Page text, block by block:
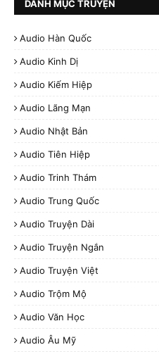
DANH MỤC TRUYỆN
Audio Hàn Quốc
Audio Kinh Dị
Audio Kiếm Hiệp
Audio Lãng Mạn
Audio Nhật Bản
Audio Tiên Hiệp
Audio Trinh Thám
Audio Trung Quốc
Audio Truyện Dài
Audio Truyện Ngắn
Audio Truyện Việt
Audio Trộm Mộ
Audio Văn Học
Audio Âu Mỹ